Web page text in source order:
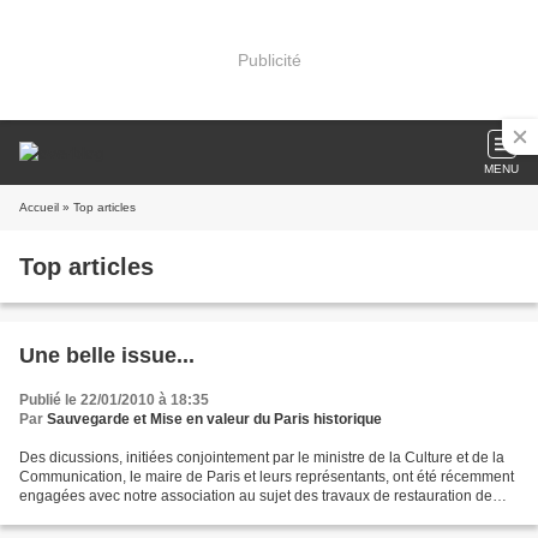
Publicité
MENU
Accueil » Top articles
Top articles
Une belle issue...
Publié le 22/01/2010 à 18:35
Par Sauvegarde et Mise en valeur du Paris historique
Des dicussions, initiées conjointement par le ministre de la Culture et de la
Communication, le maire de Paris et leurs représentants, ont été récemment
engagées avec notre association au sujet des travaux de restauration de